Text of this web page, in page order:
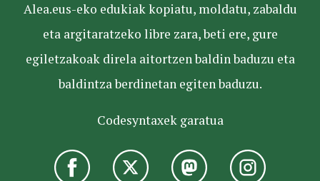
Alea.eus-eko edukiak kopiatu, moldatu, zabaldu
eta argitaratzeko libre zara, beti ere, gure
egiletzakoak direla aitortzen baldin baduzu eta
baldintza berdinetan egiten baduzu.
Codesyntaxek garatua